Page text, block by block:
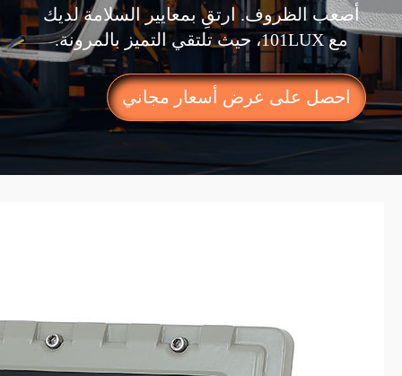
أصعب الظروف. ارتقِ بمعايير السلامة لديك
مع 101LUX، حيث تلتقي التميز بالمرونة.
احصل على عرض أسعار مجاني